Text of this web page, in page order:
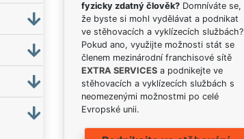
fyzicky zdatný člověk?Domníváte se,
že byste si mohl vydělávat a podnikat
ve stěhovacích a vyklízecích službách?
Pokud ano, využijte možnosti stát se
členem mezinárodní franchisové sítě
EXTRA SERVICESa podnikejte ve
stěhovacích a vyklízecích službách s
neomezenými možnostmi po celé
Evropské unii.